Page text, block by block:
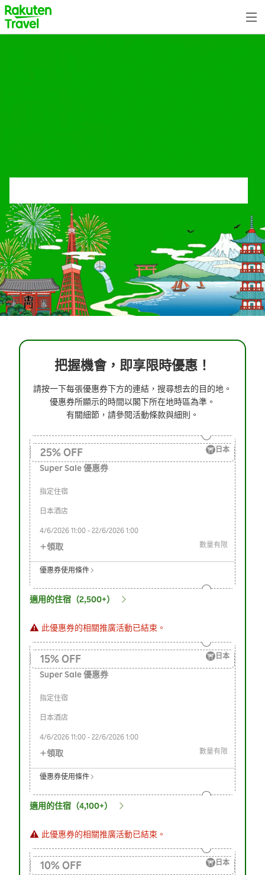
Skip
to
main
to
top
page
把握機會，即享限時優惠！
請按一下每張優惠券下方的連結，搜尋想去的目的地。
優惠券所顯示的時間以閣下所在地時區為準。
有關細節，請參閱活動條款與細則。
25%OFF 日本
Super Sale 優惠券
指定住宿
日本酒店
4/6/2026 11:00 - 22/6/2026 1:00
領取 數量有限
優惠券使用條件
適用的住宿（2,500+）
此優惠券的相關推廣活動已結束。
15%OFF 日本
Super Sale 優惠券
指定住宿
日本酒店
4/6/2026 11:00 - 22/6/2026 1:00
領取 數量有限
優惠券使用條件
適用的住宿（4,100+）
此優惠券的相關推廣活動已結束。
10%OFF 日本